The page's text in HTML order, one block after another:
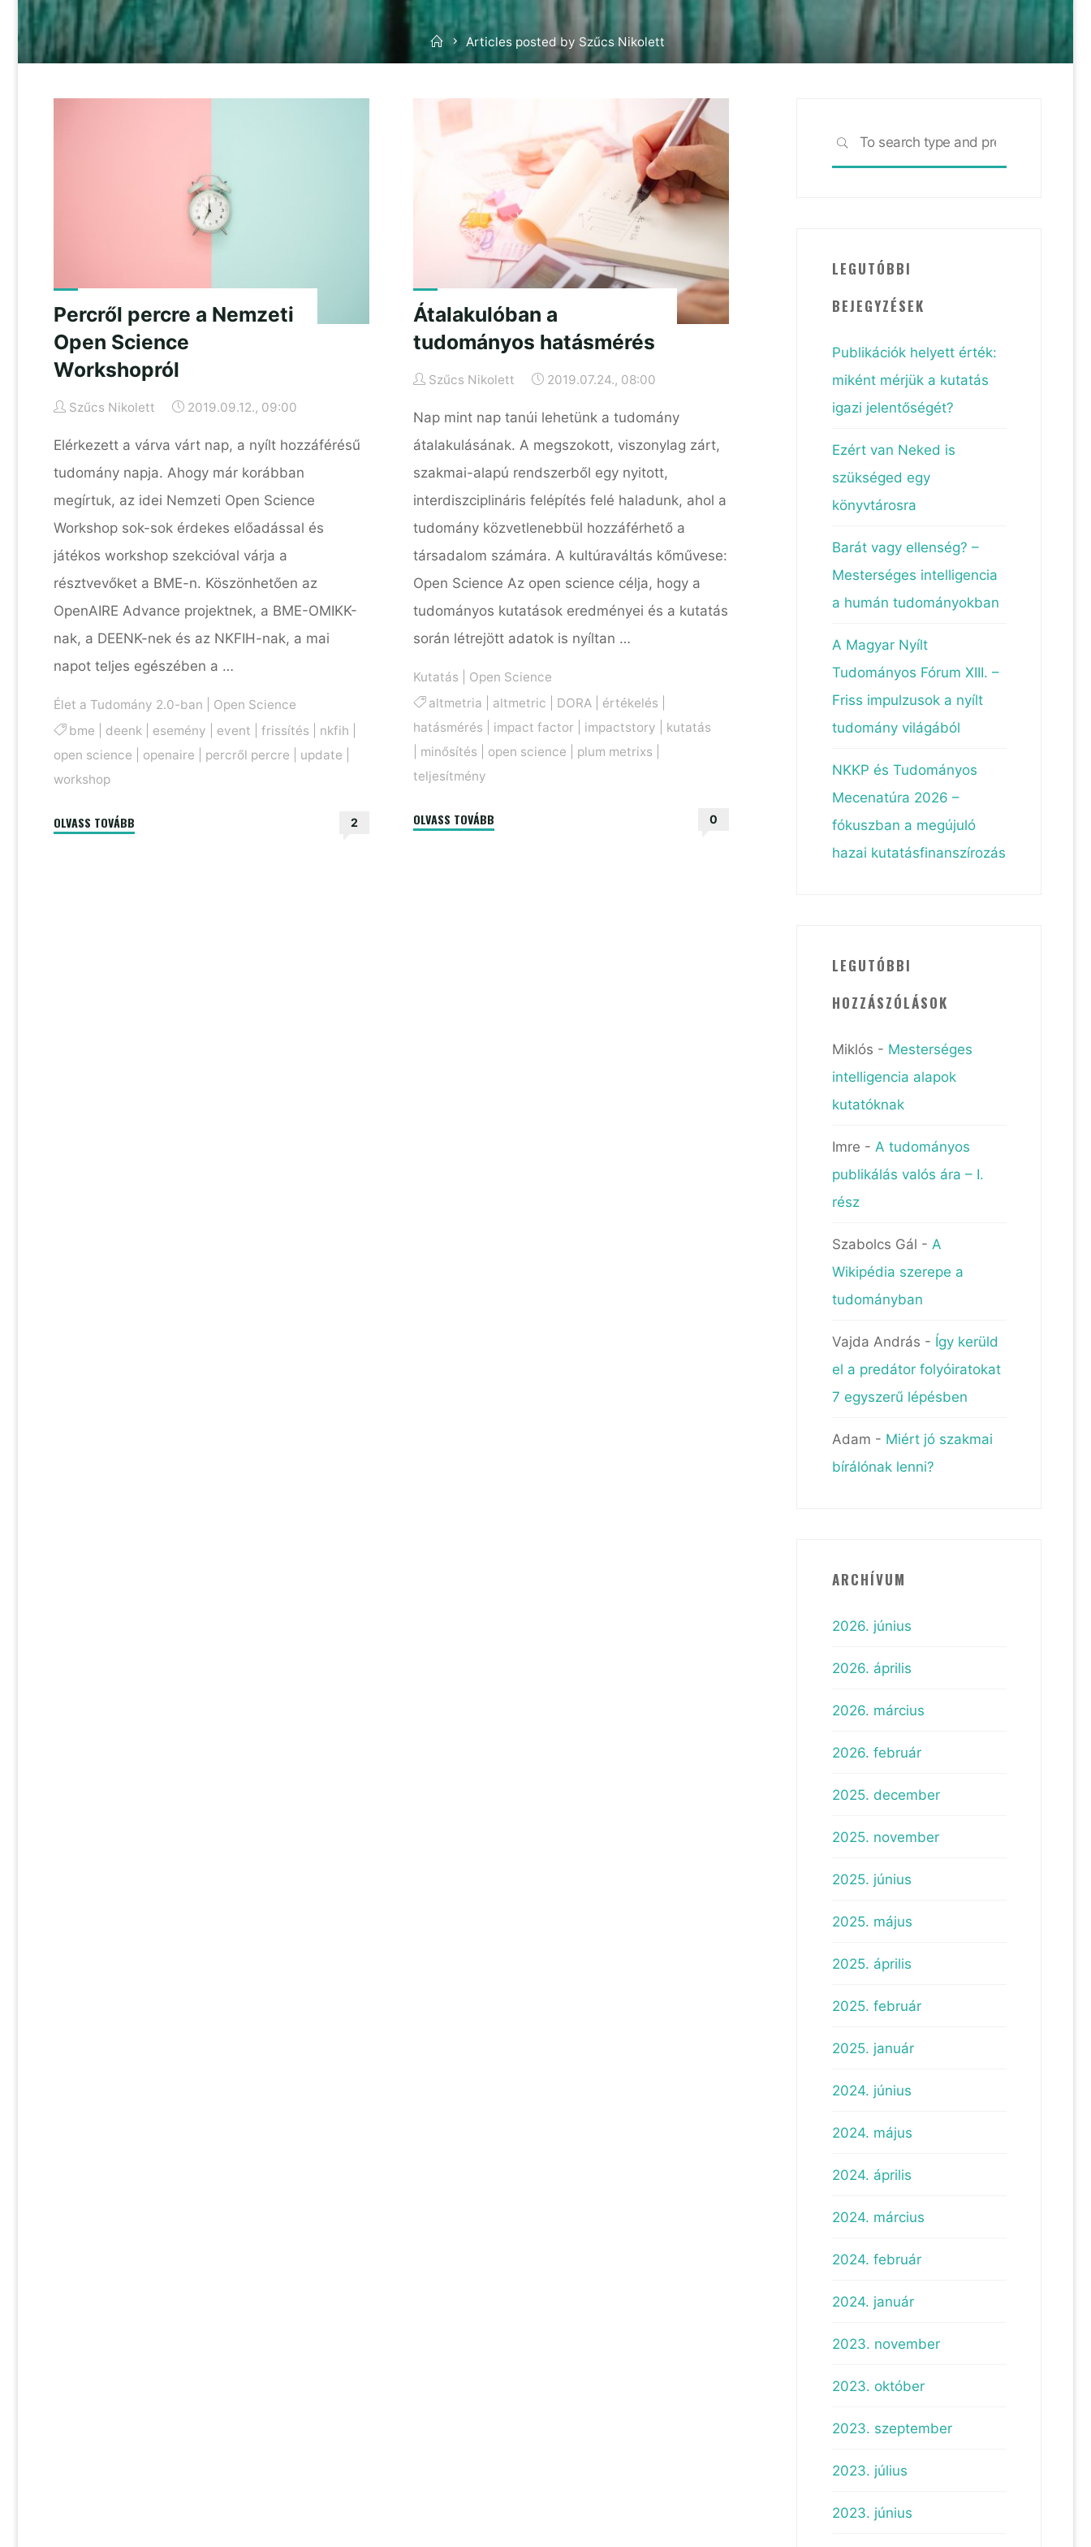
HomeArticles posted by Szűcs Nikolett
Percről percre a Nemzeti
Open Science
Workshopról
Szűcs Nikolett 2019.09.12., 09:00
Elérkezett a várva várt nap, a nyílt hozzáférésű
tudomány napja. Ahogy már korábban
megírtuk, az idei Nemzeti Open Science
Workshop sok-sok érdekes előadással és
játékos workshop szekcióval várja a
résztvevőket a BME-n. Köszönhetően az
OpenAIRE Advance projektnek, a BME-OMIKK-
nak, a DEENK-nek és az NKFIH-nak, a mai
napot teljes egészében a …
Élet a Tudomány 2.0-ban
Open Science
bme
deenk esemény event |frissítés nkfih
open science
openaire percről percre update
workshop
OLVASS TOVÁBB 2
Átalakulóban a
tudományos hatásmérés
Szűcs Nikolett 2019.07.24., 08:00
Nap mint nap tanúi lehetünk a tudomány
átalakulásának. A megszokott, viszonylag zárt,
szakmai-alapú rendszerből egy nyitott,
interdiszciplináris felépítés felé haladunk, ahol a
tudomány közvetlenebbül hozzáférhető a
társadalom számára. A kultúraváltás kőművese:
Open Science Az open science célja, hogy a
tudományos kutatások eredményei és a kutatás
során létrejött adatok is nyíltan …
Kutatás
Open Science
altmetria
altmetric DORA| értékelés
hatásmérés
impact factor| impactstory
kutatás
minősítés open science plum metrixs
teljesítmény
OLVASS TOVÁBB"Átalakulóban
0
SEARCH
LEGUTÓBBI
BEJEGYZÉSEK
Publikációk helyett érték:
miként mérjük a kutatás
igazi jelentőségét?
Ezért van Neked is
szükséged egy
könyvtárosra
Barát vagy ellenség? –
Mesterséges intelligencia
a humán tudományokban
A Magyar Nyílt
Tudományos Fórum XIII. –
Friss impulzusok a nyílt
tudomány világából
NKKP és Tudományos
Mecenatúra 2026 –
fókuszban a megújuló
hazai kutatásfinanszírozás
LEGUTÓBBI
HOZZÁSZÓLÁSOK
Miklós - Mesterséges
intelligencia alapok
kutatóknak
Imre - A tudományos
publikálás valós ára – I.
rész
Szabolcs Gál - A
Wikipédia szerepe a
tudományban
Vajda András - Így kerüld
el a predátor folyóiratokat
7 egyszerű lépésben
Adam - Miért jó szakmai
bírálónak lenni?
ARCHÍVUM
2026. június
2026. április
2026. március
2026. február
2025. december
2025. november
2025. június
2025. május
2025. április
2025. február
2025. január
2024. június
2024. május
2024. április
2024. március
2024. február
2024. január
2023. november
2023. október
2023. szeptember
2023. július
2023. június